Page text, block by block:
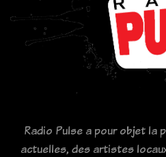
Radio Pulse a pour objet la
actuelles, des artistes